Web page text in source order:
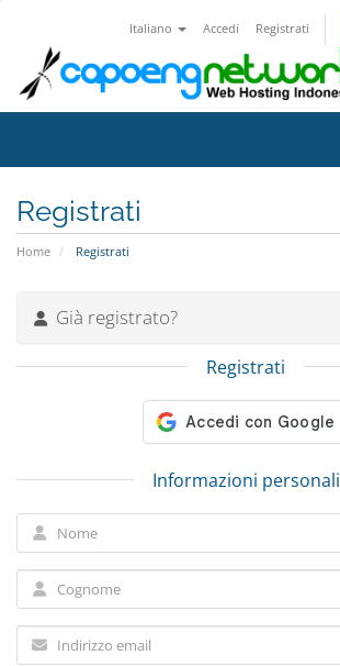
Italiano Accedi Registrati
Registrati
Home Registrati
Già registrato?
Registrati
Informazioni personali